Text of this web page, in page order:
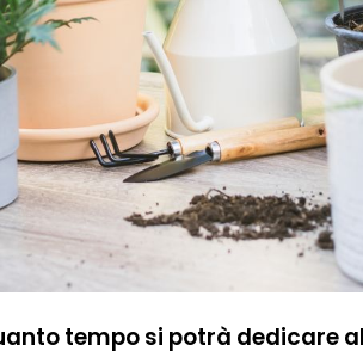
tempo si potrà dedicare